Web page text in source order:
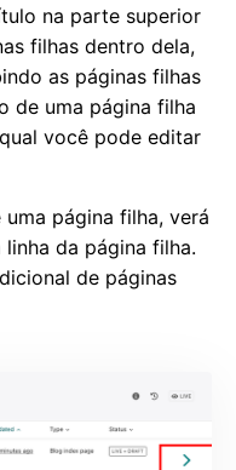
na parte superior
filhas dentro dela,
as páginas filhas
de uma página filha
você pode editar
página filha, verá
da página filha.
de páginas